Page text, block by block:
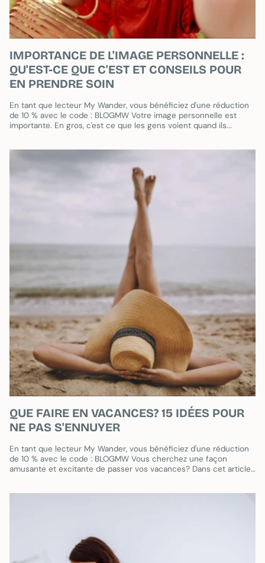
IMPORTANCE DE L'IMAGE PERSONNELLE :
QU'EST-CE QUE C'EST ET CONSEILS POUR
EN PRENDRE SOIN
En tant que lecteur My Wander, vous bénéficiez d'une réduction
de 10 % avec le code : BLOGMW Votre image personnelle est
importante. En gros, c'est ce que les gens voient quand ils...
QUE FAIRE EN VACANCES? 15 IDÉES POUR
NE PAS S'ENNUYER
En tant que lecteur My Wander, vous bénéficiez d'une réduction
de 10 % avec le code : BLOGMW Vous cherchez une façon
amusante et excitante de passer vos vacances? Dans cet article,